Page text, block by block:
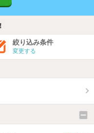
絞り込み条件
変更する